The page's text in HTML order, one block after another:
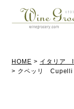
HOME イタリア
クペッリ Cupelli